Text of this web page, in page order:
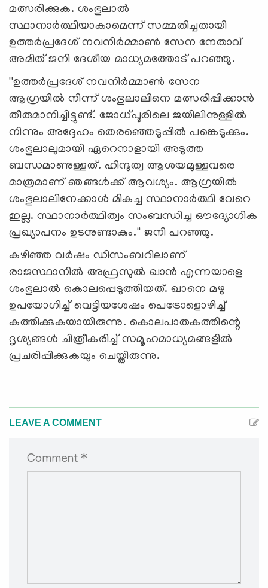
മത്സരിക്കുക. ശംഭുലാല്‍
സ്ഥാനാര്‍ത്ഥിയാകാമെന്ന് സമ്മതിച്ചതായി
ഉത്തര്‍പ്രദേശ് നവനിര്‍മ്മാണ്‍ സേന നേതാവ്
അമിത് ജനി ദേശീയ മാധ്യമത്തോട് പറഞ്ഞു.
''ഉത്തര്‍പ്രദേശ് നവനിര്‍മ്മാണ്‍ സേന
ആഗ്രയില്‍ നിന്ന് ശംഭുലാലിനെ മത്സരിപ്പിക്കാന്‍
തീരുമാനിച്ചിട്ടുണ്ട്. ജോധ്പൂരിലെ ജയിലിനുള്ളില്‍
നിന്നും അദ്ദേഹം തെരഞ്ഞെടുപ്പില്‍ പങ്കെടുക്കും.
ശംഭുലാലുമായി ഏറെനാളായി അടുത്ത
ബന്ധമാണുള്ളത്. ഹിന്ദുത്വ ആശയമുള്ളവരെ
മാത്രമാണ് ഞങ്ങള്‍ക്ക് ആവശ്യം. ആഗ്രയില്‍
ശംഭുലാലിനേക്കാള്‍ മികച്ച സ്ഥാനാര്‍ത്ഥി വേറെ
ഇല്ല. സ്ഥാനാര്‍ത്ഥിത്വം സംബന്ധിച്ച ഔദ്യോഗിക
പ്രഖ്യാപനം ഉടനുണ്ടാകും.'' ജനി പറഞ്ഞു.
കഴിഞ്ഞ വര്‍ഷം ഡിസംബറിലാണ്
രാജസ്ഥാനില്‍ അഫ്രസുല്‍ ഖാന്‍ എന്നയാളെ
ശംഭുലാല്‍ കൊലപ്പെടുത്തിയത്. ഖാനെ മഴു
ഉപയോഗിച്ച് വെട്ടിയശേഷം പെട്രോളൊഴിച്ച്
കത്തിക്കുകയായിരുന്നു. കൊലപാതകത്തിന്റെ
ദൃശ്യങ്ങള്‍ ചിത്രീകരിച്ച് സമൂഹമാധ്യമങ്ങളില്‍
പ്രചരിപ്പിക്കുകയും ചെയ്തിരുന്നു.
LEAVE A COMMENT
Comment *